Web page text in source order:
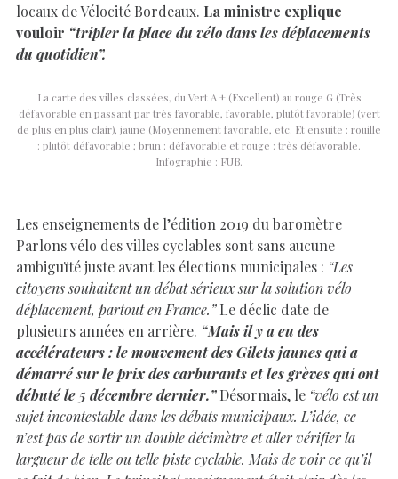
locaux de Vélocité Bordeaux. La ministre explique
vouloir “tripler la place du vélo dans les déplacements
du quotidien”.
La carte des villes classées, du Vert A + (Excellent) au rouge G (Très
défavorable en passant par très favorable, favorable, plutôt favorable) (vert
de plus en plus clair), jaune (Moyennement favorable, etc. Et ensuite : rouille
: plutôt défavorable ; brun : défavorable et rouge : très défavorable.
Infographie : FUB.
Les enseignements de l’édition 2019 du baromètre
Parlons vélo des villes cyclables sont sans aucune
ambiguïté juste avant les élections municipales : “Les
citoyens souhaitent un débat sérieux sur la solution vélo
déplacement, partout en France.”Le déclic date de
plusieurs années en arrière. “Mais il y a eu des
accélérateurs : le mouvement des Gilets jaunes qui a
démarré sur le prix des carburants et les grèves qui ont
débuté le 5 décembre dernier.” Désormais, le “vélo est un
sujet incontestable dans les débats municipaux. L’idée, ce
n’est pas de sortir un double décimètre et aller vérifier la
largueur de telle ou telle piste cyclable. Mais de voir ce qu’il